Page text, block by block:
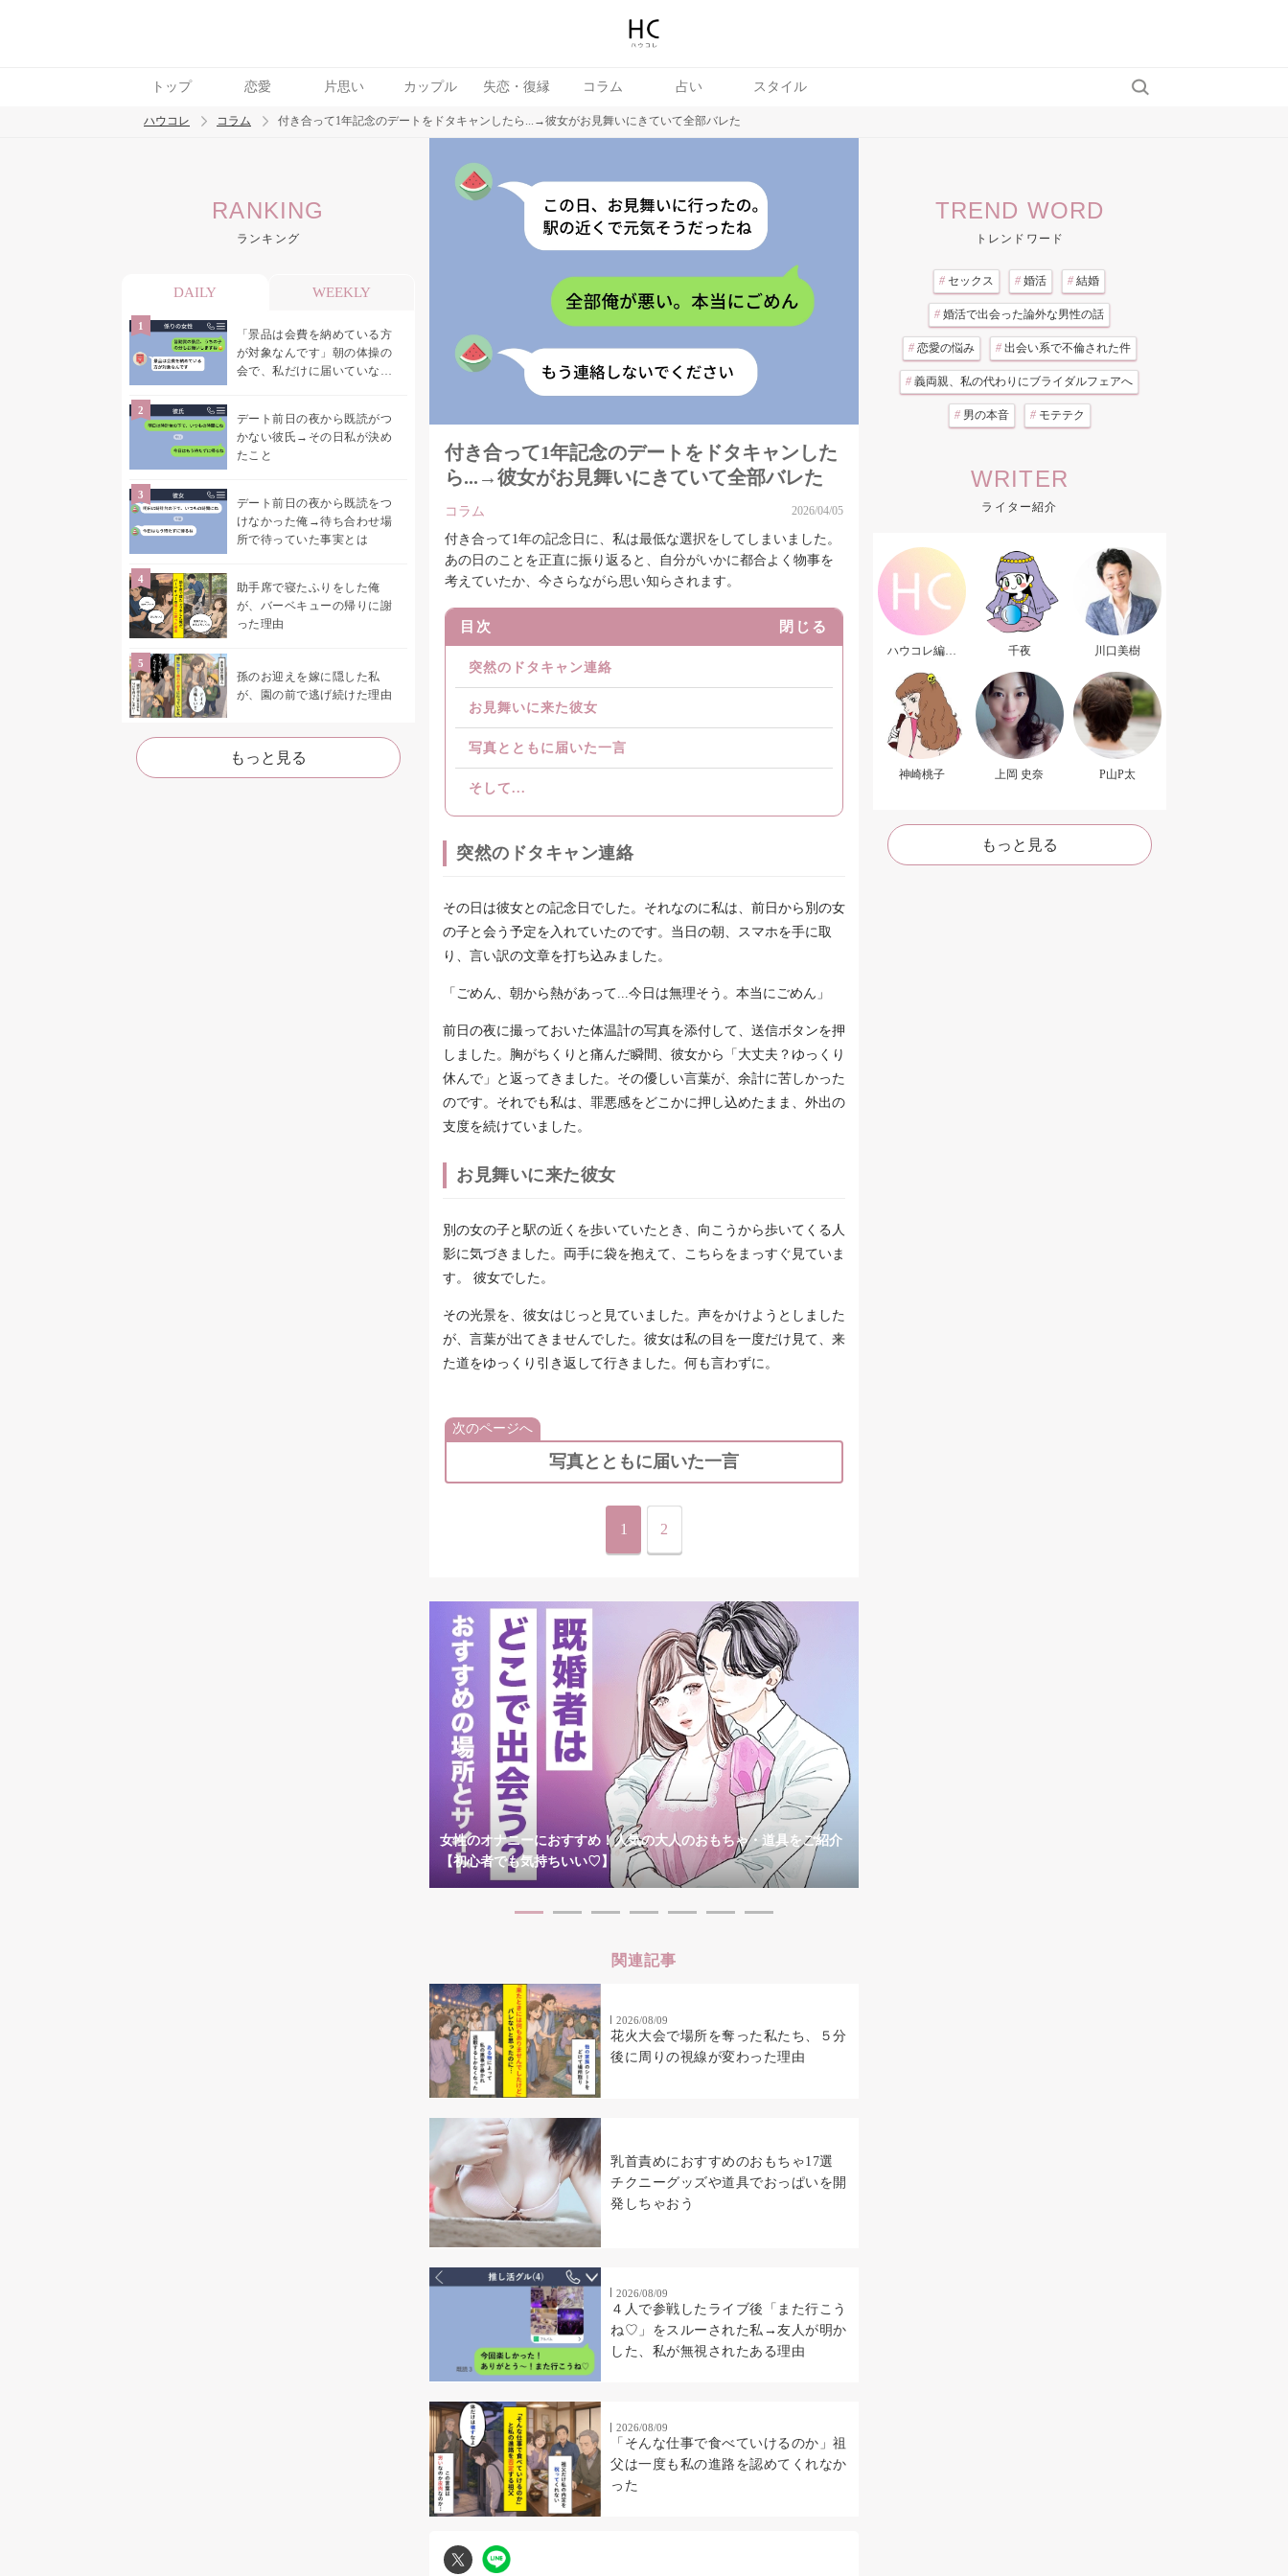
トップ 恋愛 片思い カップル 失恋・復縁 コラム 占い スタイル
トレンド ワード
ハウコレ コラム 付き合って1年記念のデートをドタキャンしたら...→彼女がお見舞いにきていて全部バレた
RANKING
ランキング
DAILY WEEKLY
「景品は会費を納めている方
が対象なんです」朝の体操の
会で、私だけに届いていなか
デート前日の夜から既読がつ
かない彼氏→その日私が決め
たこと
デート前日の夜から既読をつ
けなかった俺→待ち合わせ場
所で待っていた事実とは
助手席で寝たふりをした俺
が、バーベキューの帰りに謝
った理由
孫のお迎えを嫁に隠した私
が、園の前で逃げ続けた理由
もっと見る
付き合って1年記念のデートをドタキャンした
ら...→彼女がお見舞いにきていて全部バレた
コラム 2026/04/05
付き合って1年の記念日に、私は最低な選択をしてしまいました。
あの日のことを正直に振り返ると、自分がいかに都合よく物事を
考えていたか、今さらながら思い知らされます。
目次 閉じる
突然のドタキャン連絡
お見舞いに来た彼女
写真とともに届いた一言
そして...
突然のドタキャン連絡
その日は彼女との記念日でした。それなのに私は、前日から別の女
の子と会う予定を入れていたのです。当日の朝、スマホを手に取
り、言い訳の文章を打ち込みました。
「ごめん、朝から熱があって...今日は無理そう。本当にごめん」
前日の夜に撮っておいた体温計の写真を添付して、送信ボタンを押
しました。胸がちくりと痛んだ瞬間、彼女から「大丈夫？ゆっくり
休んで」と返ってきました。その優しい言葉が、余計に苦しかった
のです。それでも私は、罪悪感をどこかに押し込めたまま、外出の
支度を続けていました。
お見舞いに来た彼女
別の女の子と駅の近くを歩いていたとき、向こうから歩いてくる人
影に気づきました。両手に袋を抱えて、こちらをまっすぐ見ていま
す。 彼女でした。
その光景を、彼女はじっと見ていました。声をかけようとしました
が、言葉が出てきませんでした。彼女は私の目を一度だけ見て、来
た道をゆっくり引き返して行きました。何も言わずに。
次のページへ
写真とともに届いた一言
1 2
女性のオナニーにおすすめ！人気の大人のおもちゃ・道具をご紹介
【初心者でも気持ちいい♡】
関連記事
2026/08/09
花火大会で場所を奪った私たち、５分
後に周りの視線が変わった理由
乳首責めにおすすめのおもちゃ17選
チクニーグッズや道具でおっぱいを開
発しちゃおう
2026/08/09
４人で参戦したライブ後「また行こう
ね♡」をスルーされた私→友人が明か
した、私が無視されたある理由
2026/08/09
「そんな仕事で食べていけるのか」祖
父は一度も私の進路を認めてくれなか
った
TREND WORD
トレンドワード
# セックス # 婚活 # 結婚
# 婚活で出会った論外な男性の話
# 恋愛の悩み # 出会い系で不倫された件
# 義両親、私の代わりにブライダルフェアへ
# 男の本音 # モテテク
WRITER
ライター紹介
ハウコレ編集
千夜 川口美樹
神崎桃子 上岡 史奈 P山P太
もっと見る